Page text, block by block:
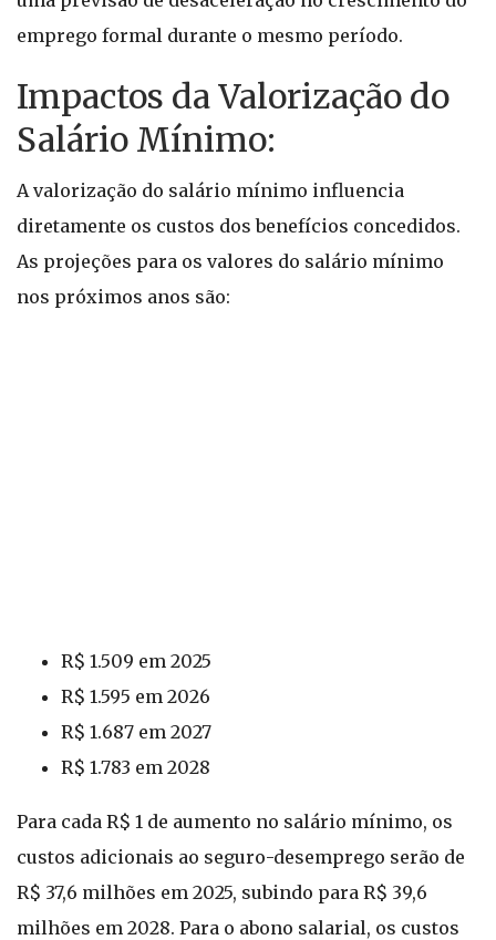
emprego formal durante o mesmo período.
Impactos da Valorização do
Salário Mínimo:
A valorização do salário mínimo influencia
diretamente os custos dos benefícios concedidos.
As projeções para os valores do salário mínimo
nos próximos anos são:
R$ 1.509 em 2025
R$ 1.595 em 2026
R$ 1.687 em 2027
R$ 1.783 em 2028
Para cada R$ 1 de aumento no salário mínimo, os
custos adicionais ao seguro-desemprego serão de
R$ 37,6 milhões em 2025, subindo para R$ 39,6
milhões em 2028. Para o abono salarial, os custos